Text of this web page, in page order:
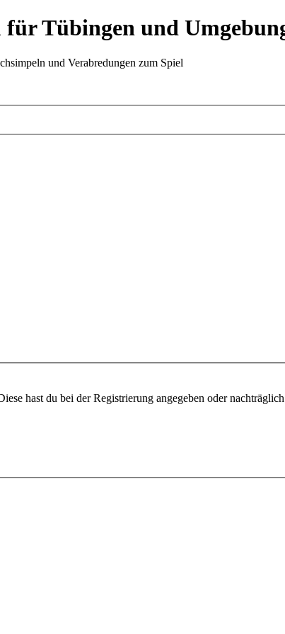
für Tübingen und
und Verabredungen zum Spiel
hast du bei der Registrierung angegeben oder